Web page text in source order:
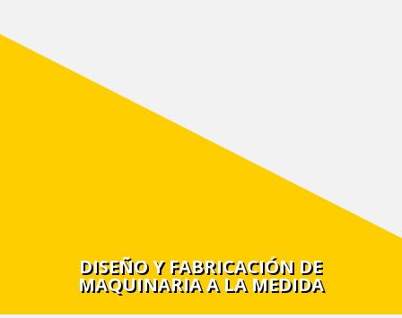
DISEÑO Y FABRICACIÓN DE
MAQUINARIA A LA MEDIDA